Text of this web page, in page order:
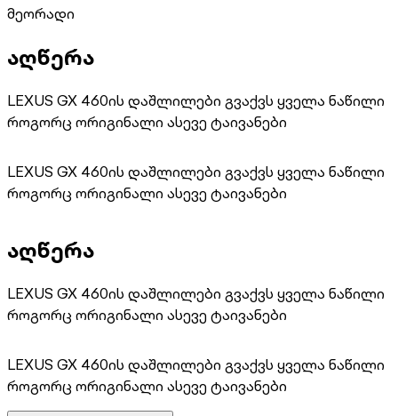
მეორადი
აღწერა
LEXUS GX 460ის დაშლილები გვაქვს ყველა ნაწილი
როგორც ორიგინალი ასევე ტაივანები
LEXUS GX 460ის დაშლილები გვაქვს ყველა ნაწილი
როგორც ორიგინალი ასევე ტაივანები
აღწერა
LEXUS GX 460ის დაშლილები გვაქვს ყველა ნაწილი
როგორც ორიგინალი ასევე ტაივანები
LEXUS GX 460ის დაშლილები გვაქვს ყველა ნაწილი
როგორც ორიგინალი ასევე ტაივანები